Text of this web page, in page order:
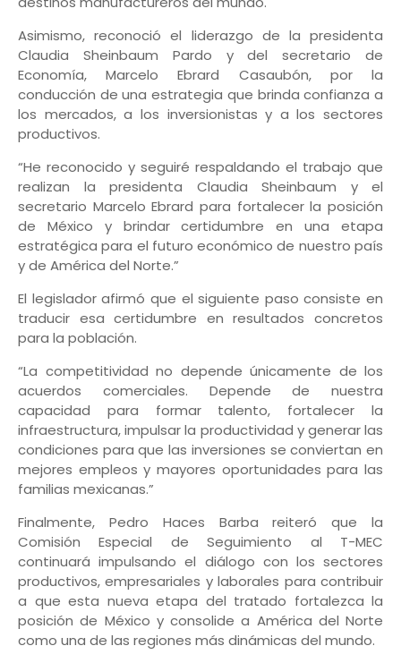
Asimismo, reconoció el liderazgo de la presidenta
Claudia Sheinbaum Pardo y del secretario de
Economía, Marcelo Ebrard Casaubón, por la
conducción de una estrategia que brinda confianza a
los mercados, a los inversionistas y a los sectores
productivos.
“He reconocido y seguiré respaldando el trabajo que
realizan la presidenta Claudia Sheinbaum y el
secretario Marcelo Ebrard para fortalecer la posición
de México y brindar certidumbre en una etapa
estratégica para el futuro económico de nuestro país
y de América del Norte.”
El legislador afirmó que el siguiente paso consiste en
traducir esa certidumbre en resultados concretos
para la población.
“La competitividad no depende únicamente de los
acuerdos comerciales. Depende de nuestra
capacidad para formar talento, fortalecer la
infraestructura, impulsar la productividad y generar las
condiciones para que las inversiones se conviertan en
mejores empleos y mayores oportunidades para las
familias mexicanas.”
Finalmente, Pedro Haces Barba reiteró que la
Comisión Especial de Seguimiento al T-MEC
continuará impulsando el diálogo con los sectores
productivos, empresariales y laborales para contribuir
a que esta nueva etapa del tratado fortalezca la
posición de México y consolide a América del Norte
como una de las regiones más dinámicas del mundo.